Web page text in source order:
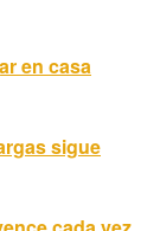
en casa
sigue